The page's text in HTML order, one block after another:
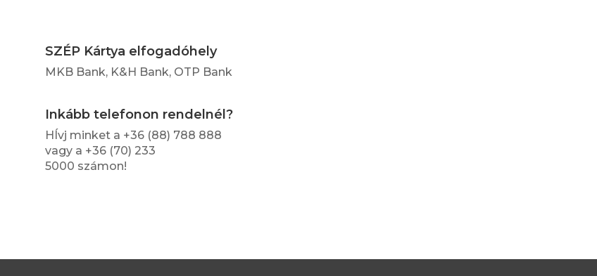
SZÉP Kártya elfogadóhely
MKB Bank, K&H Bank, OTP Bank
Inkább telefonon rendelnél?
HÍvj minket a +36 (88) 788 888
vagy a +36 (70) 233
5000 számon!